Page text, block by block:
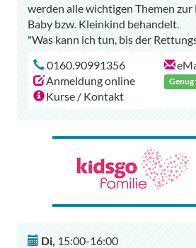
werden alle wichtigen Themen
Baby bzw. Kleinkind behandelt.
"Was kann ich tun, bis der
0160.90991356
Anmeldung online
Genug
Kurse / Kontakt
Di, 15:00-16:00